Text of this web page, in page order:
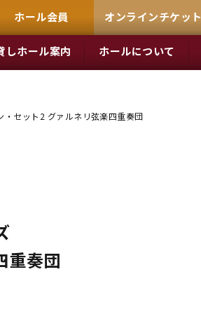
ホール会員 オンラインチケット
しホール案内 ホールについて
・セット2 グァルネリ弦楽四重奏団
重奏団